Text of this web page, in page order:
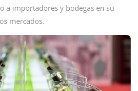
a importadores y bodegas en su
mercados.